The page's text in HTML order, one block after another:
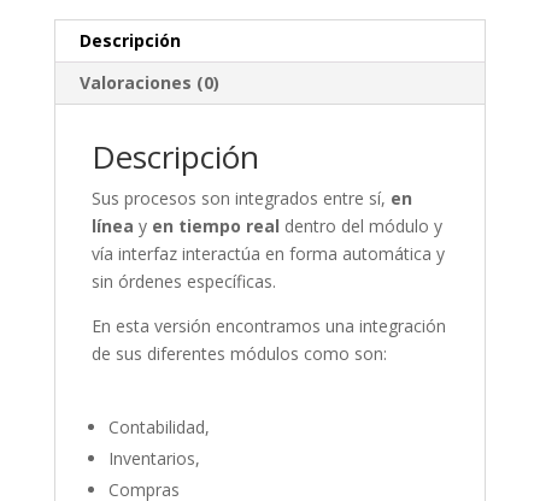
Descripción
Valoraciones (0)
Descripción
Sus procesos son integrados entre sí, en
línea y en tiempo real dentro del módulo y
vía interfaz interactúa en forma automática y
sin órdenes específicas.
En esta versión encontramos una integración
de sus diferentes módulos como son:
Contabilidad,
Inventarios,
Compras